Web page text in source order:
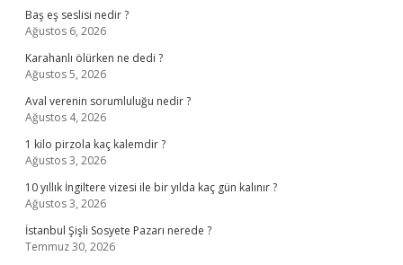
Baş eş seslisi nedir ?
Ağustos 6, 2026
Karahanlı ölürken ne dedi ?
Ağustos 5, 2026
Aval verenin sorumluluğu nedir ?
Ağustos 4, 2026
1 kilo pirzola kaç kalemdir ?
Ağustos 3, 2026
10 yıllık İngiltere vizesi ile bir yılda kaç gün kalınır ?
Ağustos 3, 2026
İstanbul Şişli Sosyete Pazarı nerede ?
Temmuz 30, 2026